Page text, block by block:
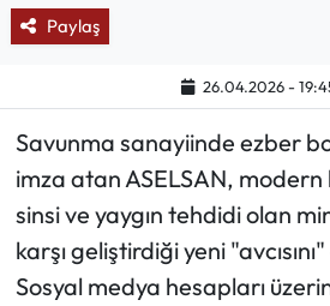
Paylaş
26.04.2026 -
Savunma sanayiinde ezber
imza atan ASELSAN, modern
sinsi ve yaygın tehdidi olan
karşı geliştirdiği yeni
Sosyal medya hesapları
Karikatür Galeri
ASTROLOJİ
Spor Yazıları
Mektup Galeri